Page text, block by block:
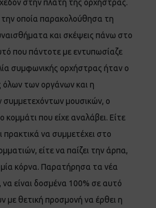
στην πλάτη της ορχήστρας.
οποία παρακολούθησα τη
και σκέψεις πάνω στο
που πάντοτε με εντυπωσίαζε
συμφωνικής ορχήστρας ήταν ο
όλων των οργάνων και η
μουσικών, ο
που είχε αναλάβει. Είτε
πρακτικά να συμμετέχει στο
είτε να παίζει την άρπα,
μία κόρνα. Παρατήρησα τα νέα
να είναι δοσμένα 100% σε αυτό
με θετική προσμονή να έρθει η